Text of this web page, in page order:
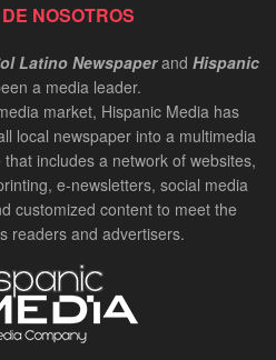
NOSOTROS
Latino Newspaperand Hispanic
a media leader.
market, Hispanic Media has
local newspaper into a multimedia
includes a network of websites,
e-newsletters, social media
customized content to meet the
readers and advertisers.